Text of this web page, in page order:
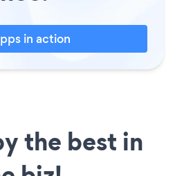
in action
the best in